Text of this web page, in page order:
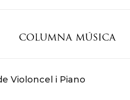
Violoncel i Piano